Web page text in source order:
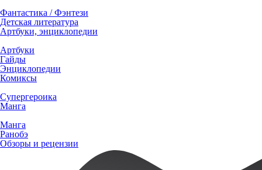
Фантастика / Фэнтези
Детская литература
Артбуки, энциклопедии
Артбуки
Гайды
Энциклопедии
Комиксы
Супергероика
Манга
Манга
Ранобэ
Обзоры и рецензии